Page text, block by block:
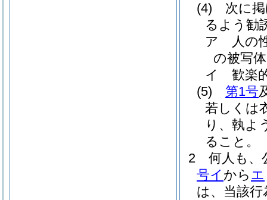
(4)
次に
るよう勧
ア
人の
の被写
イ
歓楽
(5)
第1号
若しくは
り、執よ
ること。
2
何人も、
号イ から エ
は、当該